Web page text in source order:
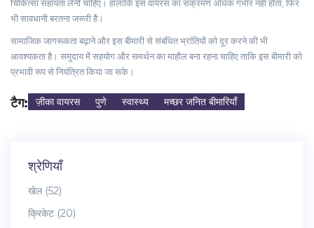
चिकित्सा सहायता लेनी चाहिए। हालांकि इस वायरस का संक्रमण अधिक गंभीर नहीं होता, फिर
भी सावधानी बरतना जरूरी है।
सामाजिक जागरूकता बढ़ाने और इस बीमारी से संबंधित भ्रांतियों को दूर करने की भी
आवश्यकता है। समुदाय में सहयोग और समर्थन का माहौल बना रहना चाहिए ताकि इस बीमारी को
प्रभावी रूप से नियंत्रित किया जा सके।
टैग: ज़ीका वायरस पुणे स्वास्थ्य मच्छर जनित बीमारियाँ
श्रेणियाँ
खेल (52)
क्रिकेट (20)